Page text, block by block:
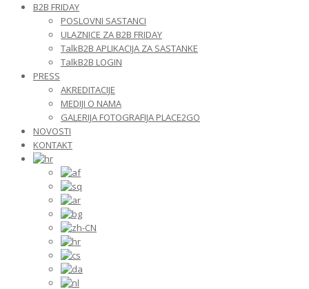
B2B FRIDAY
POSLOVNI SASTANCI
ULAZNICE ZA B2B FRIDAY
TalkB2B APLIKACIJA ZA SASTANKE
TalkB2B LOGIN
PRESS
AKREDITACIJE
MEDIJI O NAMA
GALERIJA FOTOGRAFIJA PLACE2GO
NOVOSTI
KONTAKT